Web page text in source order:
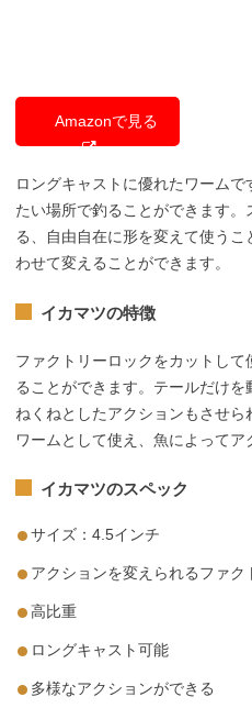
Amazonで見る
ロングキャストに優れたワーム
たい場所で釣ることができます。
る、自由自在に形を変えて使う
わせて変えることができます。
イカマツの特徴
ファクトリーロックをカットし
ることができます。テールだけを
ねくねとしたアクションもさせ
ワームとして使え、魚によってア
イカマツのスペック
サイズ：4.5インチ
アクションを変えられるファク
高比重
ロングキャスト可能
多様なアクションができる